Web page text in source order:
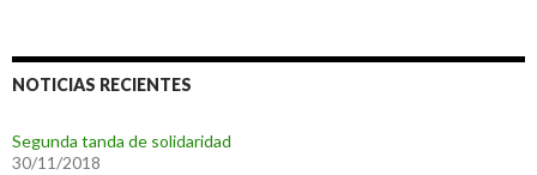
NOTICIAS RECIENTES
Segunda tanda de solidaridad
30/11/2018